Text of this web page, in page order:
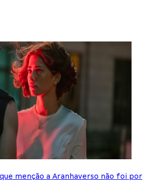
menção a Aranhaverso não foi por